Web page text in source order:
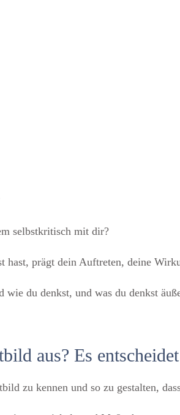
selbstkritisch mit dir?
prägt dein Auftreten, deine
wie du denkst, und was du denkst
aus? Es
zu kennen und so zu gestalten,